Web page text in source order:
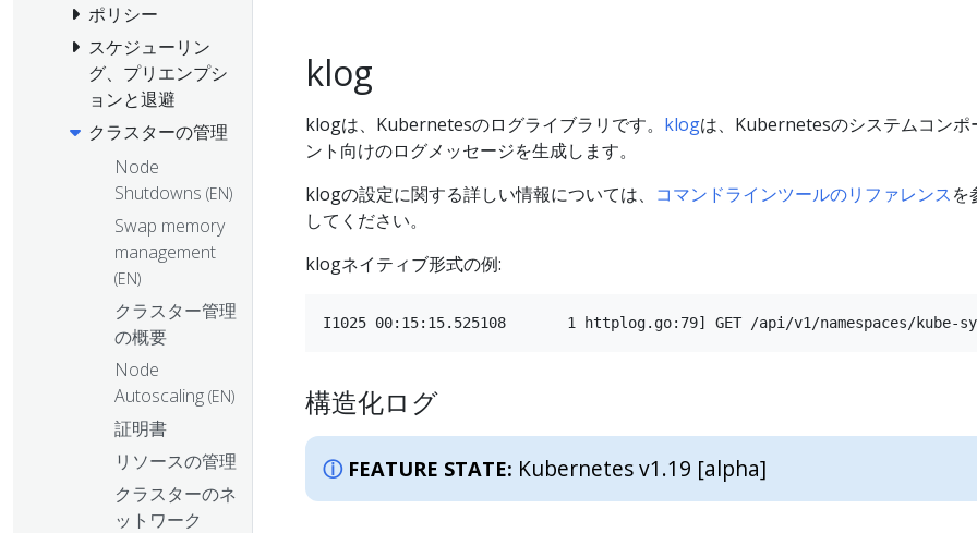
ポリシー
スケジューリン
グ、プリエンプシ
ョンと退避
クラスターの管理
Node
Shutdowns (EN)
Swap memory
management
(EN)
クラスター管理
の概要
Node
Autoscaling (EN)
証明書
リソースの管理
クラスターのネ
ットワーク
klog
klogは、Kubernetesのログライブラリです。 klogは、Kubernetesのシステムコンポ
ント向けのログメッセージを生成します。
klogの設定に関する詳しい情報については、 コマンドラインツールのリファレンスを
してください。
klogネイティブ形式の例:
構造化ログ
FEATURE STATE: Kubernetes v1.19 [alpha]